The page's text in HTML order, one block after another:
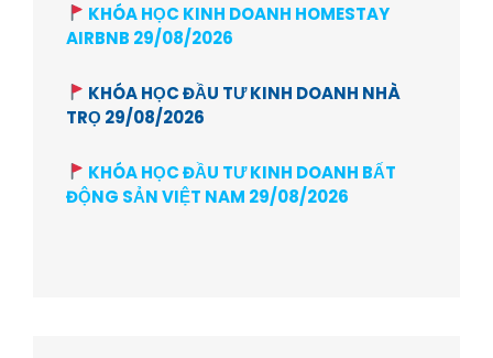
KHÓA HỌC KINH DOANH HOMESTAY
AIRBNB 29/08/2026
KHÓA HỌC ĐẦU TƯ KINH DOANH NHÀ
TRỌ 29/08/2026
KHÓA HỌC ĐẦU TƯ KINH DOANH BẤT
ĐỘNG SẢN VIỆT NAM 29/08/2026